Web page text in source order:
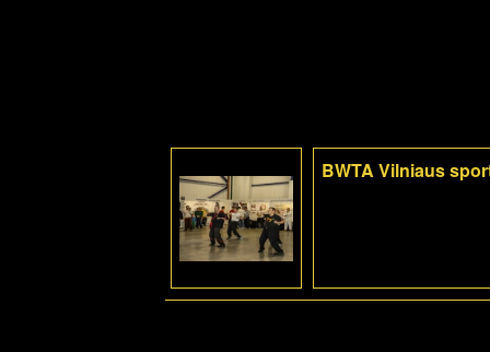
BWTA Vilniaus